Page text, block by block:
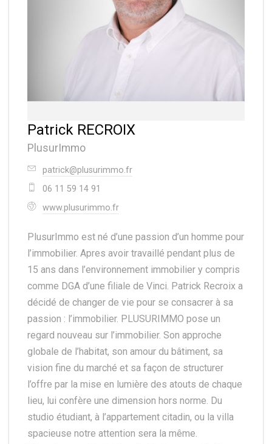
Patrick RECROIX
PlusurImmo
patrick@plusurimmo.fr
06 11 59 14 91
www.plusurimmo.fr
PlusurImmo est né d’une passion d’un homme pour
l’immobilier. Apres avoir travaillé pendant plus de
15 ans dans l’environnement immobilier y compris
comme DGA d’une filiale de Vinci. Patrick Recroix a
décidé de changer de vie pour se consacrer à sa
passion : l’immobilier. PLUSURIMMO pose un
regard nouveau sur l’immobilier. Son approche
globale de l’habitat, son amour du bâtiment, sa
vision fine du marché et sa façon de structurer
l’offre par la mise en lumière des atouts de chaque
lieu, lui confère une dimension hors norme. Du
studio étudiant, à l’appartement citadin, ou la villa
spacieuse notre attention sera la même.